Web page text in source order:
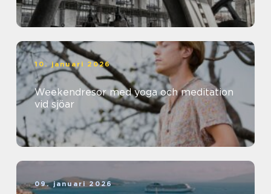
10. januari 2026
Weekendresor med yoga och meditation
vid sjöar
09. januari 2026